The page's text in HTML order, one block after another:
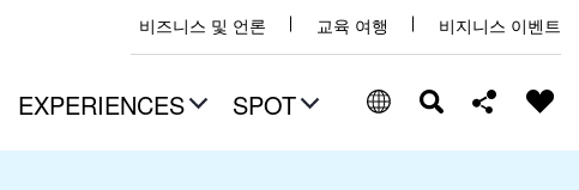
비즈니스 및 언론 교육 여행 비지니스 이벤트
EXPERIENCES SPOT